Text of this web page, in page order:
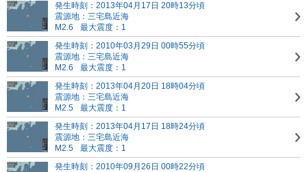
発生時刻：2013年04月17日 20時13分頃
震源地：三宅島近海
M2.6
最大震度：1
発生時刻：2010年03月29日 00時55分頃
震源地：三宅島近海
M2.6
最大震度：1
発生時刻：2013年04月20日 18時04分頃
震源地：三宅島近海
M2.5
最大震度：1
発生時刻：2013年04月17日 18時24分頃
震源地：三宅島近海
M2.5
最大震度：1
発生時刻：2010年09月26日 00時22分頃